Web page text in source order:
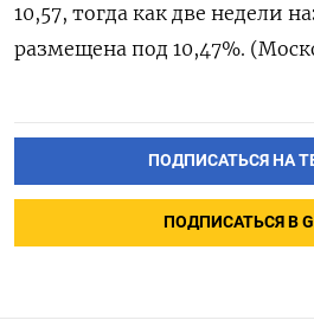
10,57, тогда как две недели
размещена под 10,47%.
ПОДПИСАТЬСЯ НА
ПОДПИСАТЬСЯ В